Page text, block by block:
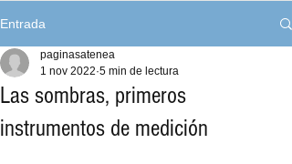
Entrada
Las sombras, primeros
instrumentos de medición
paginasatenea
1 nov 2022 5 min de lectura